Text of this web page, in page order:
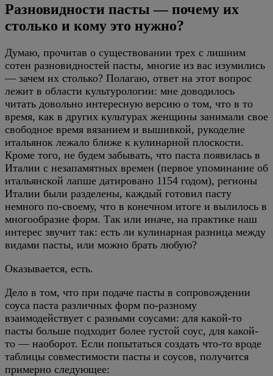
Разновидности пасты — почему их
столько и кому это нужно?
Думаю, прочитав о существовании трех с лишним
сотен разновидностей пасты, многие из вас изумились
— зачем их столько? Полагаю, ответ на этот вопрос
лежит в области культурологии: мне доводилось
читать довольно интересную версию о том, что в то
время, как в других культурах женщины занимали свое
свободное время вязанием и вышивкой, рукоделие
итальянок лежало ближе к кулинарной плоскости.
Кроме того, не будем забывать, что паста появилась в
Италии с незапамятных времен (первое упоминание об
итальянской лапше датировано 1154 годом), регионы
Италии были разделены, каждый готовил пасту
немного по-своему, что в конечном итоге и вылилось в
многообразие форм. Так или иначе, на практике наш
интерес звучит так: есть ли кулинарная разница между
видами пасты, или можно брать любую?
Оказывается, есть.
Дело в том, что при подаче пасты в сопровождении
соуса паста различных форм по-разному
взаимодействует с разными соусами: для какой-то
пасты больше подходит более густой соус, для какой-
то — наоборот. Если попытаться создать что-то вроде
таблицы совместимости пасты и соусов, получится
примерно следующее: